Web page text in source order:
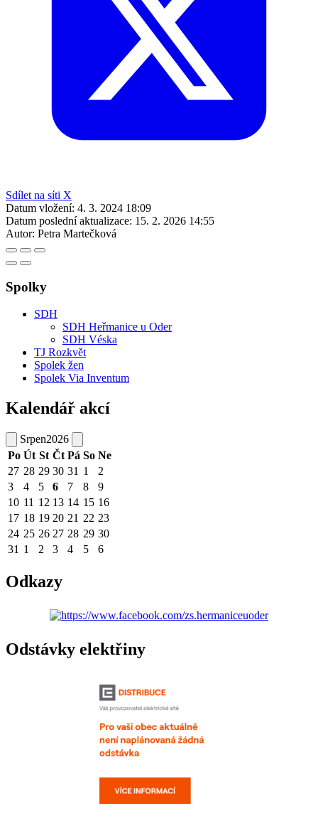
Sdílet na síti X
Datum vložení: 4. 3. 2024 18:09
Datum poslední aktualizace: 15. 2. 2026 14:55
Autor: Petra Martečková
Spolky
SDH
SDH Heřmanice u Oder
SDH Véska
TJ Rozkvět
Spolek žen
Spolek Via Inventum
Kalendář akcí
Srpen2026
Po Út St Čt Pá So Ne
27 28 29 30 31 1
2
3
4 5 6 7 8
9
10 11 12 13 14 15 16
17 18 19 20 21 22 23
24 25 26 27 28 29 30
31 1 2 3 4 5 6
Odkazy
Odstávky elektřiny